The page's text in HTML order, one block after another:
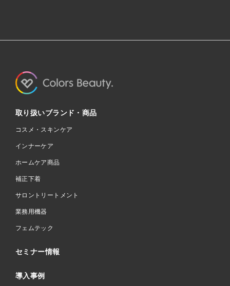
取り扱いブランド・商品
コスメ・スキンケア
インナーケア
ホームケア商品
補正下着
サロントリートメント
業務用機器
フェムテック
セミナー情報
導入事例